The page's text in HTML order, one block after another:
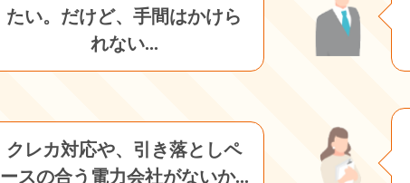
たい。だけど、手間はかけら
れない...
クレカ対応や、引き落としペ
ースの合う電力会社がないか...